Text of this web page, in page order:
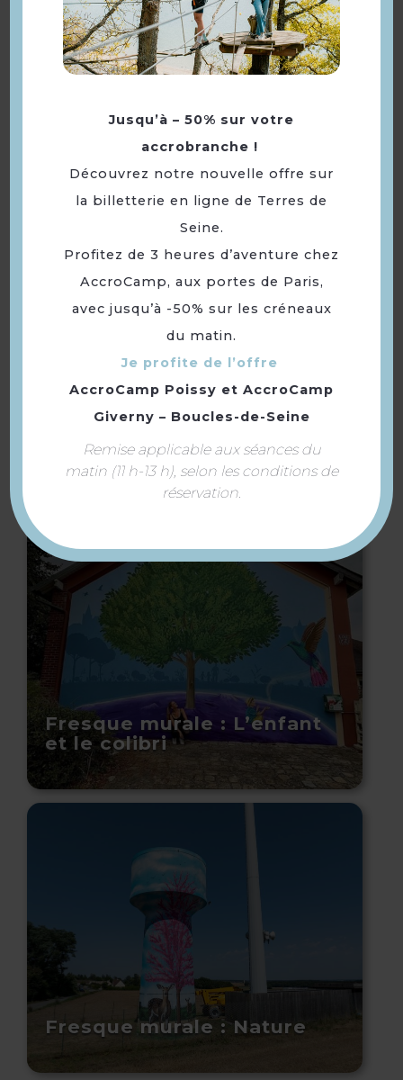
Ô Café Gourmand
L’Atelier de la bicyclette
Fresque murale : L’enfant
et le colibri
Fresque murale : Nature
Jusqu’à – 50% sur votre
accrobranche !
Découvrez notre nouvelle offre sur
la billetterie en ligne de Terres de
Seine.
Profitez de 3 heures d’aventure chez
AccroCamp, aux portes de Paris,
avec jusqu’à -50% sur les créneaux
du matin.
Je profite de l’offre
AccroCamp Poissy et AccroCamp
Giverny – Boucles-de-Seine
Remise applicable aux séances du
matin (11 h-13 h), selon les conditions de
réservation.